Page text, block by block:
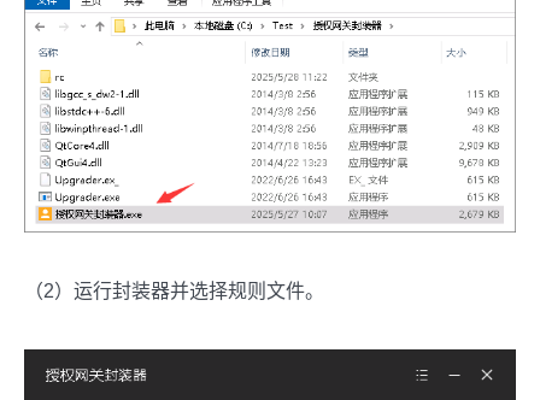
（2）运行封装器并选择规则文件。